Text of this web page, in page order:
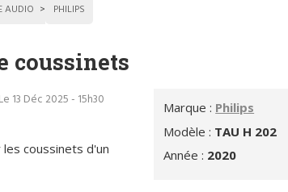
AUDIO PHILIPS
coussinets
Marque : Philips
Modèle : TAU H 202
Année : 2020
Le 13 Déc 2025 - 15h30
coussinets d'un